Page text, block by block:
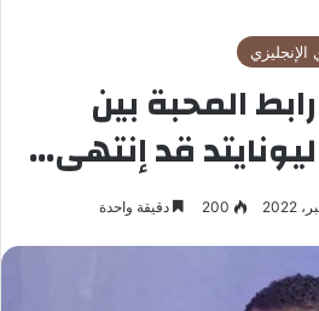
الإنجليزي
المحبة بين
قد إنتهى…
200 دقيقة واحدة